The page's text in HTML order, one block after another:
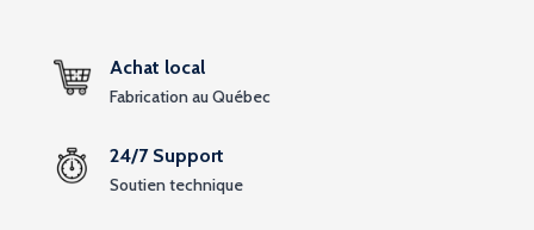
Achat local
Fabrication au Québec
24/7 Support
Soutien technique